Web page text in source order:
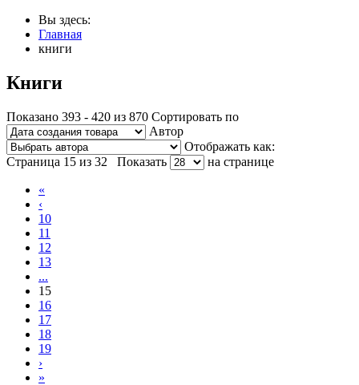
Вы здесь:
Главная
книги
Книги
Показано 393 - 420 из 870 Сортировать по
Автор
Отображать как:
Страница 15 из 32
Показать на странице
«
‹
10
11
12
13
...
15
16
17
18
19
›
»